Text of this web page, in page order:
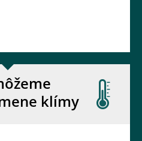
klímy